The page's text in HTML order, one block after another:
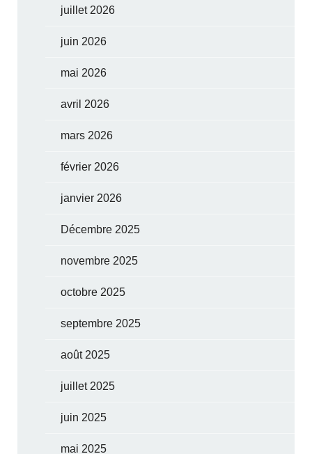
juillet 2026
juin 2026
mai 2026
avril 2026
mars 2026
février 2026
janvier 2026
Décembre 2025
novembre 2025
octobre 2025
septembre 2025
août 2025
juillet 2025
juin 2025
mai 2025